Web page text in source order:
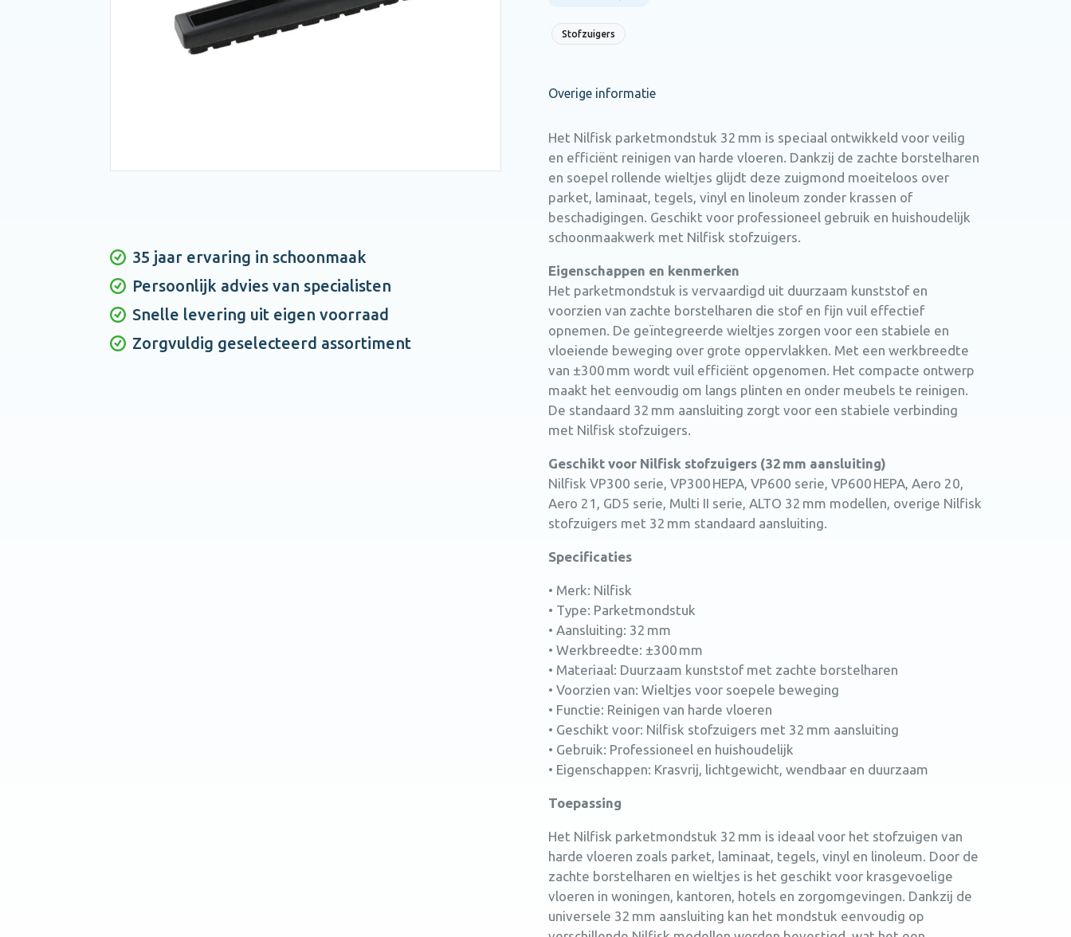
35 jaar ervaring in schoonmaak
Persoonlijk advies van specialisten
Snelle levering uit eigen voorraad
Zorgvuldig geselecteerd assortiment
Stofzuigers
Overige informatie
Het Nilfisk parketmondstuk 32 mm is speciaal ontwikkeld voor veilig
en efficiënt reinigen van harde vloeren. Dankzij de zachte borstelharen
en soepel rollende wieltjes glijdt deze zuigmond moeiteloos over
parket, laminaat, tegels, vinyl en linoleum zonder krassen of
beschadigingen. Geschikt voor professioneel gebruik en huishoudelijk
schoonmaakwerk met Nilfisk stofzuigers.
Eigenschappen en kenmerken
Het parketmondstuk is vervaardigd uit duurzaam kunststof en
voorzien van zachte borstelharen die stof en fijn vuil effectief
opnemen. De geïntegreerde wieltjes zorgen voor een stabiele en
vloeiende beweging over grote oppervlakken. Met een werkbreedte
van ±300 mm wordt vuil efficiënt opgenomen. Het compacte ontwerp
maakt het eenvoudig om langs plinten en onder meubels te reinigen.
De standaard 32 mm aansluiting zorgt voor een stabiele verbinding
met Nilfisk stofzuigers.
Geschikt voor Nilfisk stofzuigers (32 mm aansluiting)
Nilfisk VP300 serie, VP300 HEPA, VP600 serie, VP600 HEPA, Aero 20,
Aero 21, GD5 serie, Multi II serie, ALTO 32 mm modellen, overige Nilfisk
stofzuigers met 32 mm standaard aansluiting.
Specificaties
• Merk: Nilfisk
• Type: Parketmondstuk
• Aansluiting: 32 mm
• Werkbreedte: ±300 mm
• Materiaal: Duurzaam kunststof met zachte borstelharen
• Voorzien van: Wieltjes voor soepele beweging
• Functie: Reinigen van harde vloeren
• Geschikt voor: Nilfisk stofzuigers met 32 mm aansluiting
• Gebruik: Professioneel en huishoudelijk
• Eigenschappen: Krasvrij, lichtgewicht, wendbaar en duurzaam
Toepassing
Het Nilfisk parketmondstuk 32 mm is ideaal voor het stofzuigen van
harde vloeren zoals parket, laminaat, tegels, vinyl en linoleum. Door de
zachte borstelharen en wieltjes is het geschikt voor krasgevoelige
vloeren in woningen, kantoren, hotels en zorgomgevingen. Dankzij de
universele 32 mm aansluiting kan het mondstuk eenvoudig op